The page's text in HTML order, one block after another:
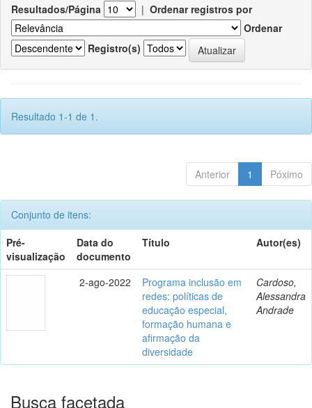
Resultados/Página | Ordenar registros por
Ordenar
Registro(s)
Resultado 1-1 de 1.
Anterior 1 Póximo
Conjunto de itens:
Pré-
visualização
Data do
documento
Título Autor(es)
2-ago-2022
Programa inclusão em
redes: políticas de
educação especial,
formação humana e
afirmação da
diversidade
Cardoso,
Alessandra
Andrade
Busca facetada